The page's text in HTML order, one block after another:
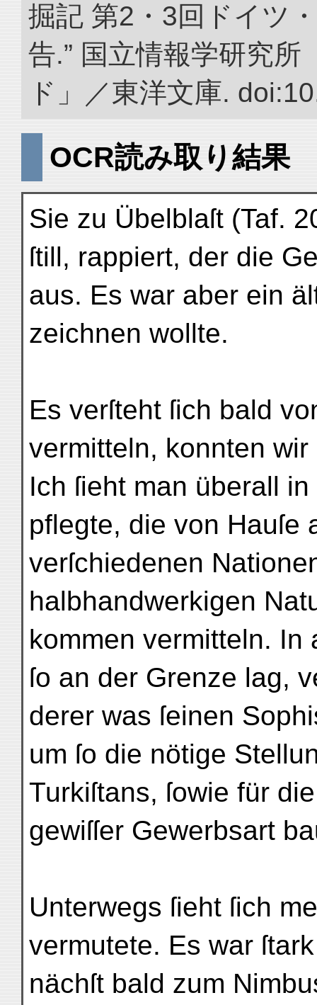
掘記 第2・3回ドイツ
告.” 国立情報学研究
ド」／東洋文庫.
OCR読み取り結果
Sie zu Übelblaſt (Taf.
ſtill, rappiert, der die
aus. Es war aber ein
zeichnen wollte.
Es verſteht ſich bald
vermitteln, konnten
Ich ſieht man überall
pflegte, die von Hauſe
verſchiedenen
halbhandwerkigen
kommen vermitteln. In
ſo an der Grenze lag,
derer was ſeinen
um ſo die nötige
Turkiſtans, ſowie für
gewiſſer Gewerbsart
Unterwegs ſieht ſich
vermutete. Es war
nächſt bald zum